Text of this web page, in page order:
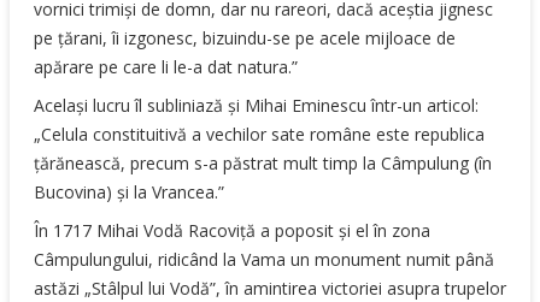
vornici trimişi de domn, dar nu rareori, dacă aceştia jignesc
pe ţărani, îi izgonesc, bizuindu-se pe acele mijloace de
apărare pe care li le-a dat natura.”
Acelaşi lucru îl subliniază şi Mihai Eminescu într-un articol:
„Celula constituitivă a vechilor sate române este republica
ţărănească, precum s-a păstrat mult timp la Câmpulung (în
Bucovina) şi la Vrancea.”
În 1717 Mihai Vodă Racoviţă a poposit şi el în zona
Câmpulungului, ridicând la Vama un monument numit până
astăzi „Stâlpul lui Vodă”, în amintirea victoriei asupra trupelor